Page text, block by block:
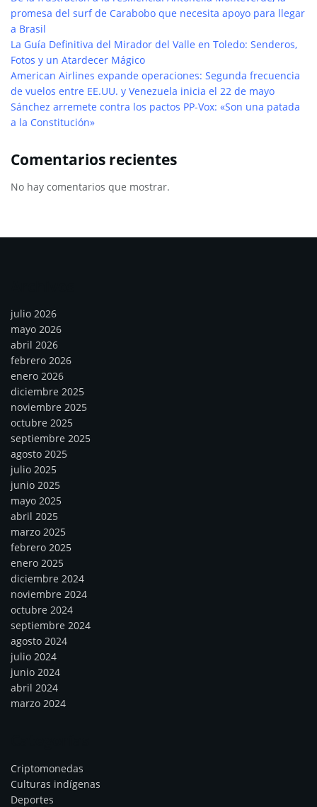
promesa del surf de Carabobo que necesita apoyo para llegar
a Brasil
La Guía Definitiva del Mirador del Valle en Toledo: Senderos,
Fotos y un Atardecer Mágico
American Airlines expande operaciones: Segunda frecuencia
de vuelos entre EE.UU. y Venezuela inicia el 22 de mayo
Sánchez arremete contra los pactos PP-Vox: «Son una patada
a la Constitución»
Comentarios recientes
No hay comentarios que mostrar.
julio 2026
mayo 2026
abril 2026
febrero 2026
enero 2026
diciembre 2025
noviembre 2025
octubre 2025
septiembre 2025
agosto 2025
julio 2025
junio 2025
mayo 2025
abril 2025
marzo 2025
febrero 2025
enero 2025
diciembre 2024
noviembre 2024
octubre 2024
septiembre 2024
agosto 2024
julio 2024
junio 2024
abril 2024
marzo 2024
Criptomonedas
Culturas indígenas
Deportes